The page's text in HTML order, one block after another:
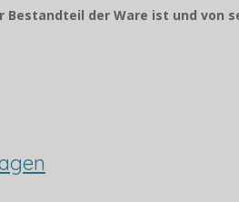
der Ware ist und von